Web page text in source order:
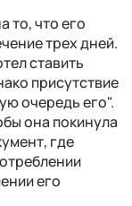
то, что его
трех дней.
ставить
присутствие
очередь его".
она покинула
где
его